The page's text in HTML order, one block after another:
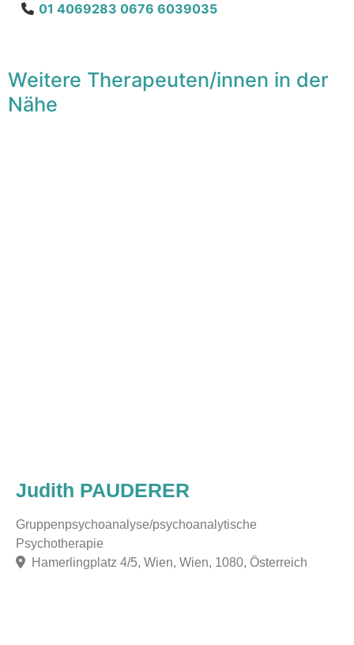
01 4069283 0676 6039035
Weitere Therapeuten/innen in der
Nähe
Judith PAUDERER
Gruppenpsychoanalyse/psychoanalytische
Psychotherapie
Hamerlingplatz 4/5, Wien, Wien, 1080, Österreich